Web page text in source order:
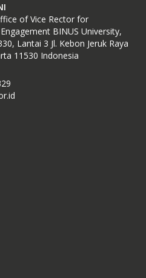
of Vice Rector for
BINUS University,
Lantai 3 Jl. Kebon Jeruk Raya
11530 Indonesia